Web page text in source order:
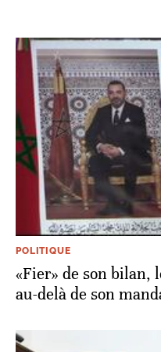
POLITIQUE
«Fier» de son bilan,
au-delà de son